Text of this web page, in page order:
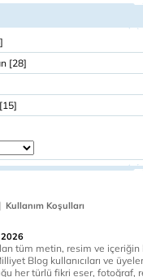
[28]
| Kullanım Koşulları
tüm metin, resim ve içeriğin
Blog kullanıcıları ve
her türlü fikri eser, fotoğraf,